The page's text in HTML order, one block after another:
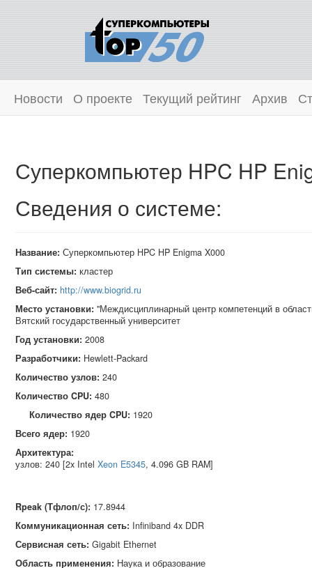
Новости О проекте Текущий рейтинг Архив
Суперкомпьютер HPC HP
Сведения о системе:
Название: Суперкомпьютер HPC HP Enigma X000
Тип системы: кластер
Веб-сайт: http://www.biogrid.ru
Место установки: "Междисциплинарный центр компетенций в
Вятский государственный университет
Год установки: 2008
Разработчики: Hewlett‑Packard
Количество узлов: 240
Количество CPU: 480
Количество ядер CPU: 1920
Всего ядер: 1920
Архитектура:
узлов: 240 [2x Intel Xeon E5345, 4.096 GB RAM]
Rpeak (Тфлоп/с): 17.8944
Коммуникационная сеть: Infiniband 4x DDR
Сервисная сеть: Gigabit Ethernet
Область применения: Наука и образование